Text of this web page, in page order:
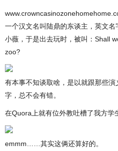
一个汉文名叫陆鼎的东谈主，英文
小薇，于是出去玩时，被叫：Shall
zoo?
有本事不知谈取啥，是以就跟那些
字，总不会有错。
在Quora上就有位外教吐槽了我方学
emmm……其实这俩还算好的。